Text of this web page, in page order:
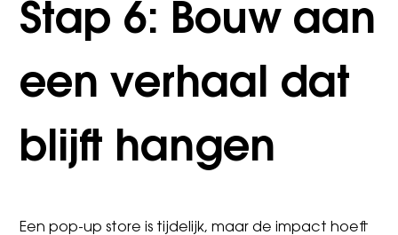
Stap 6: Bouw aan
een verhaal dat
blijft hangen
Een pop-up store is tijdelijk, maar de impact hoeft